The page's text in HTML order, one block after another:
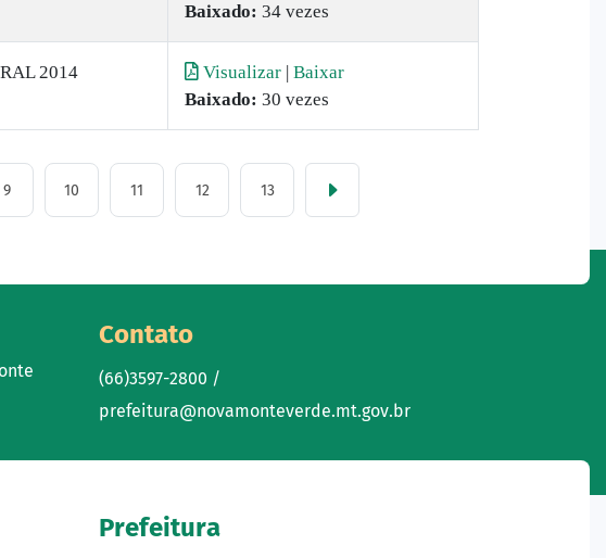
Baixado: 34 vezes
2014 Visualizar | Baixar
Baixado: 30 vezes
9 10 11 12 13
Contato
(66)3597-2800 /
prefeitura@novamonteverde.mt.gov.br
Prefeitura